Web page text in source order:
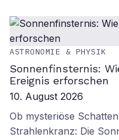
ASTRONOMIE & PHYSIK
Sonnenfinsternis:
Ereignis erforschen
10. August 2026
Ob mysteriöse
Strahlenkranz: Die